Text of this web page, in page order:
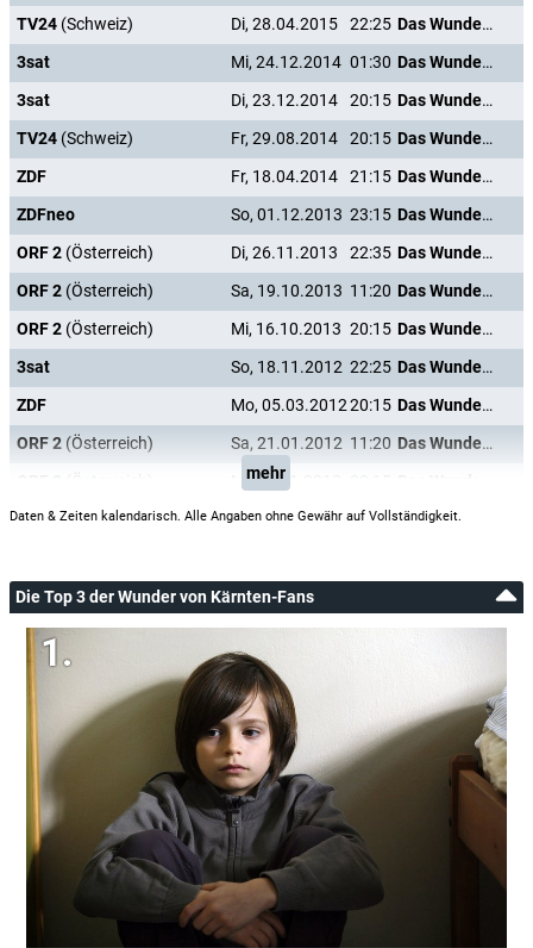
TV24 (Schweiz) Di, 28.04.2015 22:25
Das Wunder von Kärnten
3sat
Mi, 24.12.2014 01:30
Das Wunder von Kärnten
3sat
Di, 23.12.2014 20:15
Das Wunder von Kärnten
TV24 (Schweiz) Fr, 29.08.2014 20:15
Das Wunder von Kärnten
ZDF
Fr, 18.04.2014 21:15
Das Wunder von Kärnten
ZDFneo
So, 01.12.2013 23:15
Das Wunder von Kärnten
ORF 2 (Österreich) Di, 26.11.2013 22:35
Das Wunder von Kärnten
ORF 2 (Österreich) Sa, 19.10.2013 11:20
Das Wunder von Kärnten
ORF 2 (Österreich) Mi, 16.10.2013 20:15
Das Wunder von Kärnten
3sat
So, 18.11.2012 22:25
Das Wunder von Kärnten
ZDF
Mo, 05.03.201220:15
Das Wunder von Kärnten
ORF 2 (Österreich) Sa, 21.01.2012 11:20
Das Wunder von Kärnten
Mi, 18.01.2012
mehr
Daten & Zeiten kalendarisch. Alle Angaben ohne Gewähr auf Vollständigkeit.
Die Top 3 der Wunder von Kärnten-Fans